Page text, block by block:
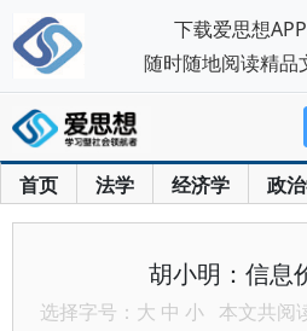
首页 法学 经济学 政
胡小明：信息
选择字号： 大 中 小 本文共阅
下载爱思想APP
随时随地阅读精品